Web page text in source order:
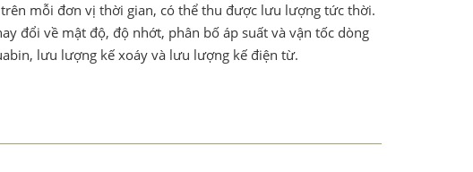
mỗi đơn vị thời gian, có thể thu được lưu lượng tức thời.
đổi về mật độ, độ nhớt, phân bố áp suất và vận tốc dòng
lưu lượng kế xoáy và lưu lượng kế điện từ.